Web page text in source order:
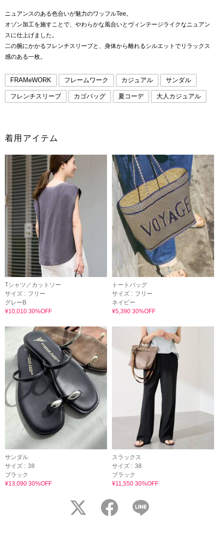
ニュアンスのある色合いが魅力のワッフルTee。
オゾン加工を施すことで、やわらかな風合いとヴィンテージライクなニュアン
スに仕上げました。
二の腕にかかるフレンチスリーブと、身体から離れるシルエットでリラックス
感のある一枚。
FRAMeWORK フレームワーク カジュアル サンダル
フレンチスリーブ カゴバッグ 夏コーデ 大人カジュアル
着用アイテム
Tシャツ／カットソー
サイズ : フリー
グレーB
¥10,010 30%OFF
トートバッグ
サイズ : フリー
ネイビー
¥5,390 30%OFF
サンダル
サイズ : 38
ブラック
¥13,090 30%OFF
スラックス
サイズ : 38
ブラック
¥11,550 30%OFF
twitter facebook